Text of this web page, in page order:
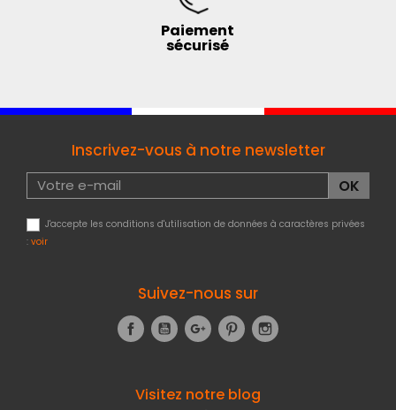
Paiement
sécurisé
Inscrivez-vous à notre newsletter
J'accepte les conditions d'utilisation de données à caractères privées
: voir
Suivez-nous sur
FacebookYouTubeGoogle+Pinterest
Visitez notre blog